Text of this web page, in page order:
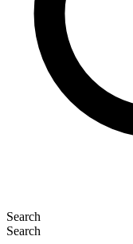
Search
Search